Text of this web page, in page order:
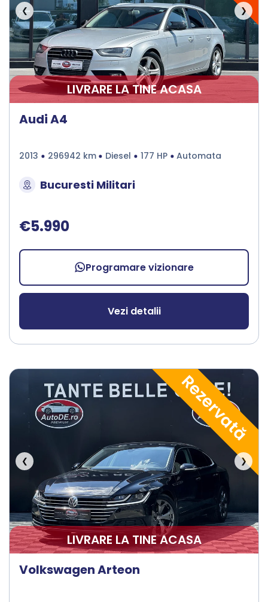
❮ ❯
LIVRARE LA TINE ACASA
Audi A4
2013 296942 km Diesel 177 HP Automata
Bucuresti Militari
€5.990
Programare vizionare
Vezi detalii
Rezervată
❮ ❯
LIVRARE LA TINE ACASA
Volkswagen Arteon